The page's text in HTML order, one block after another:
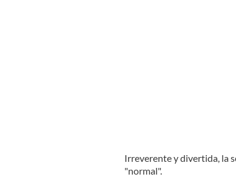
Irreverente y divertida, la
"normal".